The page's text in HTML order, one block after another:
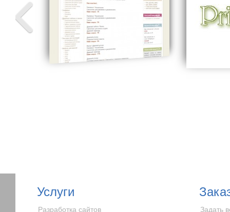
Услуги
Разработка сайтов
Задать